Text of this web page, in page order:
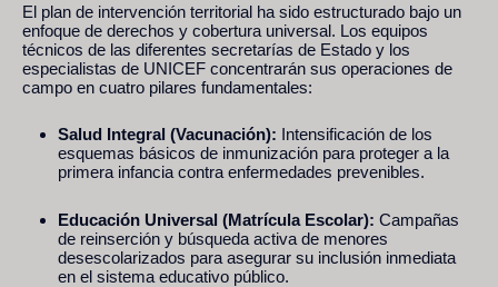
El plan de intervención territorial ha sido estructurado bajo un
enfoque de derechos y cobertura universal. Los equipos
técnicos de las diferentes secretarías de Estado y los
especialistas de UNICEF concentrarán sus operaciones de
campo en cuatro pilares fundamentales:
Salud Integral (Vacunación): Intensificación de los
esquemas básicos de inmunización para proteger a la
primera infancia contra enfermedades prevenibles.
Educación Universal (Matrícula Escolar): Campañas
de reinserción y búsqueda activa de menores
desescolarizados para asegurar su inclusión inmediata
en el sistema educativo público.